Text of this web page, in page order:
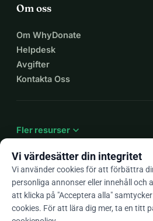
Om oss
Om WhyDonate
Helpdesk
Avgifter
Kontakta Oss
Fler resurser expand_more
Sv arrow_drop_down
★★★★★4,9 / 5 baserat på 500+
Vi värdesätter din integritet
Vi använder cookies för att förbättra
personliga annonser eller innehåll och
att klicka på "Acceptera alla"
cookies. För att lära dig mer, ta en titt